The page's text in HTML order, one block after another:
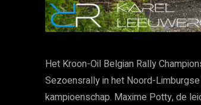
Het Kroon-Oil Belgian Rally
Sezoensrally in het Noord-
kampioenschap. Maxime Potty, de